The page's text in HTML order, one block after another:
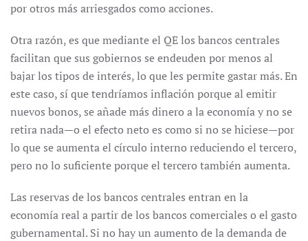
por otros más arriesgados como acciones.
Otra razón, es que mediante el QE los bancos centrales
facilitan que sus gobiernos se endeuden por menos al
bajar los tipos de interés, lo que les permite gastar más. En
este caso, sí que tendríamos inflación porque al emitir
nuevos bonos, se añade más dinero a la economía y no se
retira nada—o el efecto neto es como si no se hiciese—por
lo que se aumenta el círculo interno reduciendo el tercero,
pero no lo suficiente porque el tercero también aumenta.
Las reservas de los bancos centrales entran en la
economía real a partir de los bancos comerciales o el gasto
gubernamental. Si no hay un aumento de la demanda de